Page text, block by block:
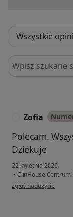
Szukaj w
Zofia
Polecam.
Dziekuje
22 kwietnia 2026
• ClinHouse Centrum
w opinii użytkownika
zgłoś nadużycie